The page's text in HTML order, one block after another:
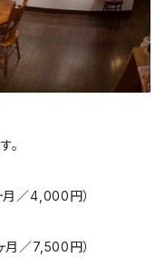
。
／4,000円）
／7,500円）